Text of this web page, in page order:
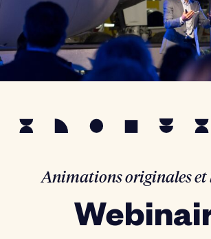
Animations originales et